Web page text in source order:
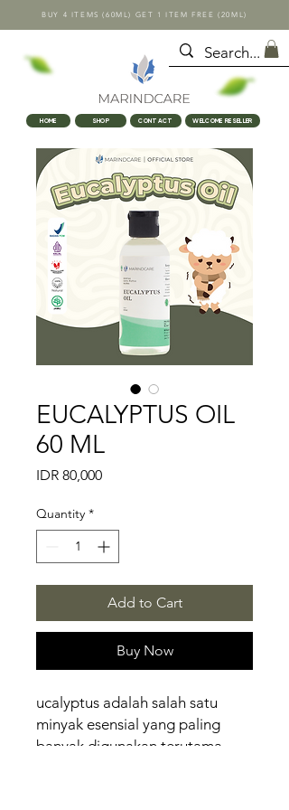
BUY 4 ITEMS (60ML) GET 1 ITEM FREE (20ML)
HOME SHOP CONTACT WELCOME RESELLER
EUCALYPTUS OIL
60 ML
IDR 80,000Price
Quantity *
Add to Cart
Buy Now
ucalyptus adalah salah satu
minyak esensial yang paling
banyak digunakan terutama